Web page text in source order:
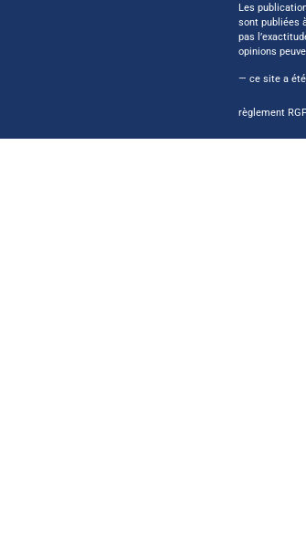
Les
sont publiées
pas
opinions
— ce site a
règlement